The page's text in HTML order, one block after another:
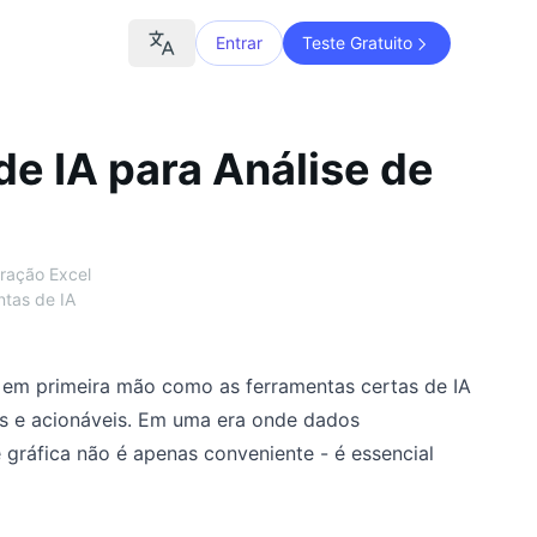
Entrar Teste Gratuito
IA para Análise de
Excel
de IA
primeira mão como as ferramentas certas de IA
acionáveis. Em uma era onde dados
não é apenas conveniente - é essencial